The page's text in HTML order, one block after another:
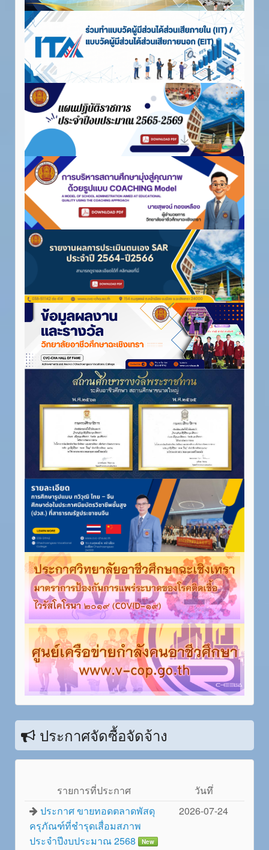
ประกาศจัดซื้อจัดจ้าง
รายการที่ประกาศ
วันทึ่
ประกาศ ขายทอดตลาดพัสดุ
ครุภัณฑ์ที่ชำรุดเสื่อมสภาพ
ประจำปีงบประมาณ 2568
New
2026-07-24